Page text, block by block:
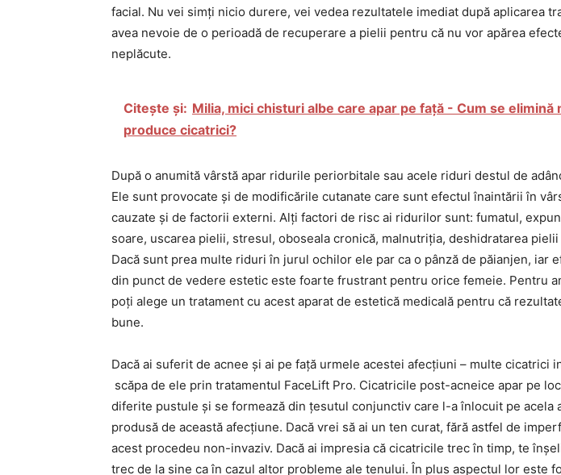
facial. Nu vei simți nicio durere, vei vedea rezultatele imediat după aplicarea
avea nevoie de o perioadă de recuperare a pielii pentru că nu vor apărea
neplăcute.
Citește și: Milia, mici chisturi albe care apar pe față - Cum se elimină
produce cicatrici?
După o anumită vârstă apar ridurile periorbitale sau acele riduri destul de
Ele sunt provocate și de modificările cutanate care sunt efectul înaintării în
cauzate și de factorii externi. Alți factori de risc ai ridurilor sunt: fumatul,
soare, uscarea pielii, stresul, oboseala cronică, malnutriția, deshidratarea
Dacă sunt prea multe riduri în jurul ochilor ele par ca o pânză de păianjen, iar
din punct de vedere estetic este foarte frustrant pentru orice femeie. Pentru
poți alege un tratament cu acest aparat de estetică medicală pentru că
bune.
Dacă ai suferit de acnee și ai pe față urmele acestei afecțiuni – multe cicatrici
scăpa de ele prin tratamentul FaceLift Pro. Cicatricile post-acneice apar pe
diferite pustule și se formează din țesutul conjunctiv care l-a înlocuit pe acela
produsă de această afecțiune. Dacă vrei să ai un ten curat, fără astfel de
acest procedeu non-invaziv. Dacă ai impresia că cicatricile trec în timp, te
trec de la sine ca în cazul altor probleme ale tenului. În plus aspectul lor este